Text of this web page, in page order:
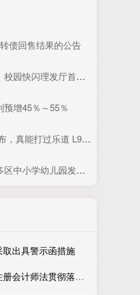
债回售结果的公告
毕业季学子“理”出新形象,闪耀启航就业路
增45％～55％
真能打过乐道 L90？
岗位！快来投递～_北京市_资格
出具警示函措施
源顺网 财政部召开新修改注册会计师法贯彻落实座谈会